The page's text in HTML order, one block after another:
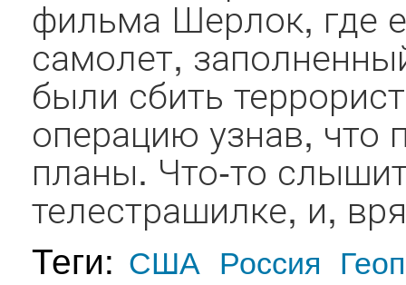
фильма Шерлок, где
самолет,
были сбить
операцию узнав, что
планы. Что-то
телестрашилке, и,
Теги: США Россия